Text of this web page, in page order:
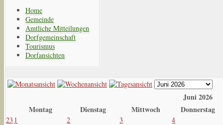
Home
Gemeinde
Amtliche Mitteilungen
Dorfgemeinschaft
Tourismus
Dorfansichten
Juni 2026
Montag
Dienstag Mittwoch Donnerstag
23 1 2 3 4